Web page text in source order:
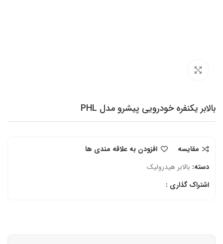
بالابر یکنفره خودرویی پیشرو مدل PHL
مقایسه
افزودن به علاقه مندی ها
دسته: بالابر هیدرولیک
اشتراک گذاری :